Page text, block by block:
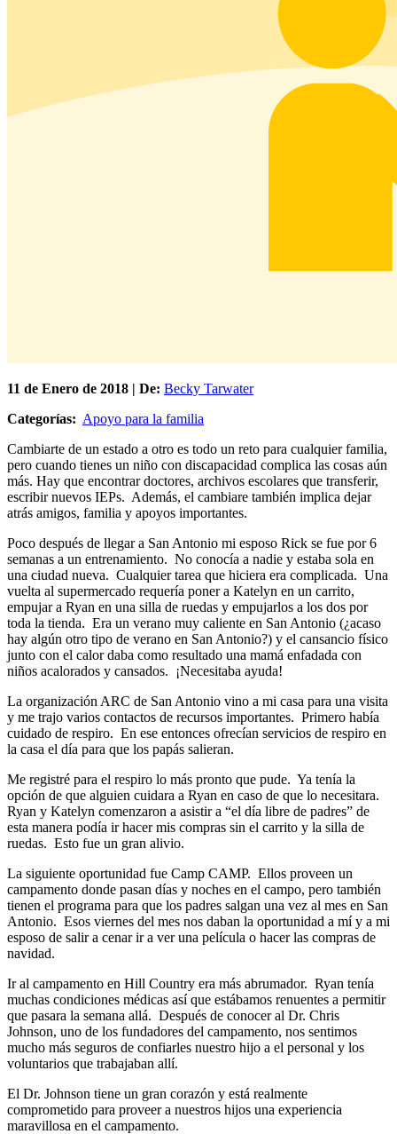
11 de Enero de 2018 | De: Becky Tarwater
Categorías: Apoyo para la familia
Cambiarte de un estado a otro es todo un reto para cualquier familia,
pero cuando tienes un niño con discapacidad complica las cosas aún
más. Hay que encontrar doctores, archivos escolares que transferir,
escribir nuevos IEPs. Además, el cambiare también implica dejar
atrás amigos, familia y apoyos importantes.
Poco después de llegar a San Antonio mi esposo Rick se fue por 6
semanas a un entrenamiento. No conocía a nadie y estaba sola en
una ciudad nueva. Cualquier tarea que hiciera era complicada. Una
vuelta al supermercado requería poner a Katelyn en un carrito,
empujar a Ryan en una silla de ruedas y empujarlos a los dos por
toda la tienda. Era un verano muy caliente en San Antonio (¿acaso
hay algún otro tipo de verano en San Antonio?) y el cansancio físico
junto con el calor daba como resultado una mamá enfadada con
niños acalorados y cansados. ¡Necesitaba ayuda!
La organización ARC de San Antonio vino a mi casa para una visita
y me trajo varios contactos de recursos importantes. Primero había
cuidado de respiro. En ese entonces ofrecían servicios de respiro en
la casa el día para que los papás salieran.
Me registré para el respiro lo más pronto que pude. Ya tenía la
opción de que alguien cuidara a Ryan en caso de que lo necesitara.
Ryan y Katelyn comenzaron a asistir a “el día libre de padres” de
esta manera podía ir hacer mis compras sin el carrito y la silla de
ruedas. Esto fue un gran alivio.
La siguiente oportunidad fue Camp CAMP. Ellos proveen un
campamento donde pasan días y noches en el campo, pero también
tienen el programa para que los padres salgan una vez al mes en San
Antonio. Esos viernes del mes nos daban la oportunidad a mí y a mi
esposo de salir a cenar ir a ver una película o hacer las compras de
navidad.
Ir al campamento en Hill Country era más abrumador. Ryan tenía
muchas condiciones médicas así que estábamos renuentes a permitir
que pasara la semana allá. Después de conocer al Dr. Chris
Johnson, uno de los fundadores del campamento, nos sentimos
mucho más seguros de confiarles nuestro hijo a el personal y los
voluntarios que trabajaban allí.
El Dr. Johnson tiene un gran corazón y está realmente
comprometido para proveer a nuestros hijos una experiencia
maravillosa en el campamento.